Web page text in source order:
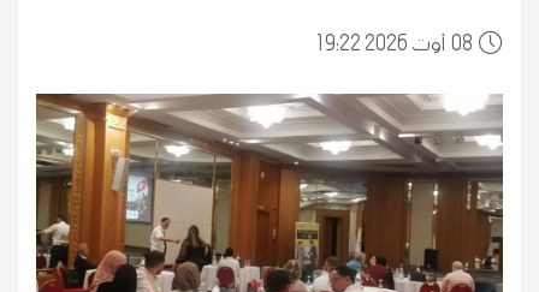
0819:22 2026 أوت